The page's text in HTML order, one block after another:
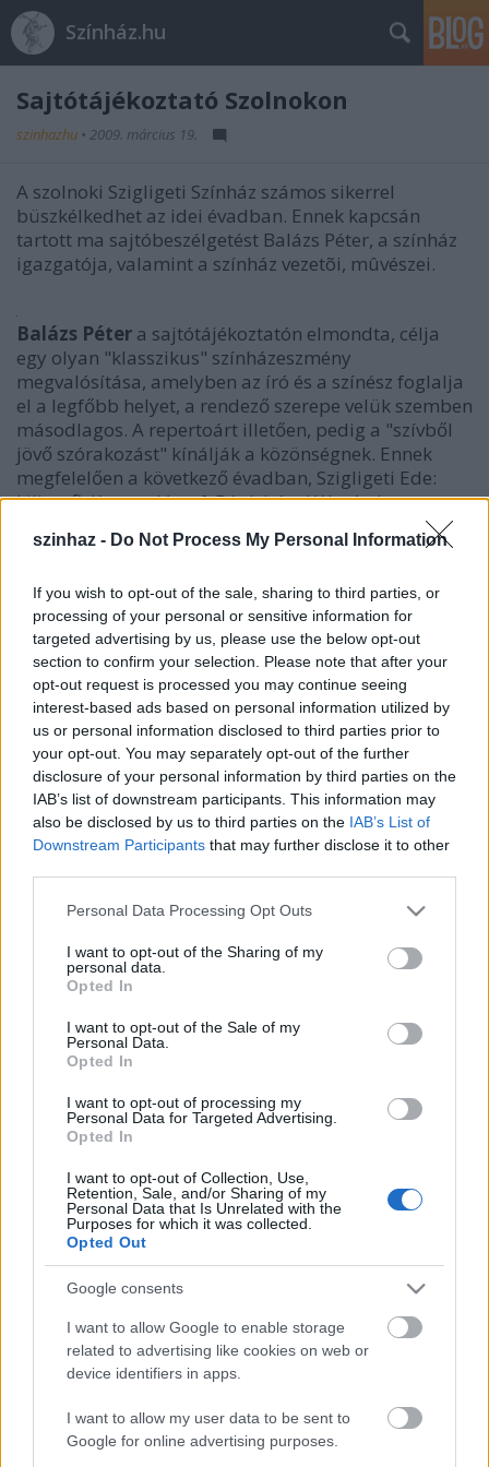
szinhaz - Do Not Process My Personal Information
If you wish to opt-out of the sale, sharing to third parties, or
processing of your personal or sensitive information for
targeted advertising by us, please use the below opt-out
section to confirm your selection. Please note that after your
opt-out request is processed you may continue seeing
interest-based ads based on personal information utilized by
us or personal information disclosed to third parties prior to
your opt-out. You may separately opt-out of the further
disclosure of your personal information by third parties on the
IAB’s list of downstream participants. This information may
also be disclosed by us to third parties on the IAB’s List of
Downstream Participants that may further disclose it to other
Please note that this website/app uses one or more Google
not limited to your visit or usage behaviour. You may click to
grant or deny consent to Google and its third-party tags to
use your data for below specified purposes in below Google
consent section.
Personal Data Processing Opt Outs
I want to opt-out of the Sharing of my
personal data.
Opted In
I want to opt-out of the Sale of my
Personal Data.
Opted In
I want to opt-out of processing my
Personal Data for Targeted Advertising.
Opted In
I want to opt-out of Collection, Use,
Retention, Sale, and/or Sharing of my
Personal Data that Is Unrelated with the
Purposes for which it was collected.
Opted Out
Google consents
I want to allow Google to enable storage
related to advertising like cookies on web or
device identifiers in apps.
I want to allow my user data to be sent to
Google for online advertising purposes.
Színház.hu
Sajtótájékoztató Szolnokon
szinhazhu • 2009. március 19.
A szolnoki Szigligeti Színház számos sikerrel
büszkélkedhet az idei évadban. Ennek kapcsán
tartott ma sajtóbeszélgetést Balázs Péter, a színház
igazgatója, valamint a színház vezetõi, mûvészei.
Balázs Péter a sajtótájékoztatón elmondta, célja
egy olyan "klasszikus" színházeszmény
megvalósítása, amelyben az író és a színész foglalja
el a legfőbb helyet, a rendező szerepe velük szemben
másodlagos. A repertoárt illetően, pedig a "szívből
jövő szórakozást" kínálják a közönségnek. Ennek
megfelelően a következő évadban, Szigligeti Ede:
Liliomfi, Katona József: Bánk bán, Kálmán Imre:
Cirkuszhercegnő, Shakespeare: Vízkereszt vagy amit
akartok, Mitchleigh-Joe Darion-Dale Wasserman: La
Nóti Károly: Hyppolit, a lakáj című darabja kerül
bemutatásra a nagyszínpadon.
Balázs Péterkiemelte: a Szigligeti Színház egy olyan
intézmény, ahol a színészek lehetőséget kapnak
képességeik kibontakoztatására, a vezetés figyelmet
fordít arra, hogy mindenki a saját fejlődésének
megfelelően jusson feladathoz.
Bor Zoltán, a színház produkciós igazgatója
beszámolt arról, hogy várhatóan szeptember 1-én
nyílik meg Szolnokon a 21 lakásból álló színészház
és a "Színműhely" nevet viselő kamaraszínház. A
beruházás nettó 150 M forintba kerül, és egy ppp
alternatív produkciókat, valamint kisebb, könnyebb
műfajú előadásokat és jazz koncerteket is
látogathatnak majd a vendégek, akik között
reményeik szerint sok fiatal is lesz majd. Balázs Péter
felhívta a figyelmet arra, hogy fontosnak tartják a
fiatalok "visszacsábítását" a színházba. "Már iskolás
korban el kell kezdeni a színház iránti fogékonyságra
való nevelést."
Forrás:
Szolnoki Szigligeti Színház
Ajánlott bejegyzések:
Sodró Eliza: "Színészként a katarzist nem
tudjuk garantálni"